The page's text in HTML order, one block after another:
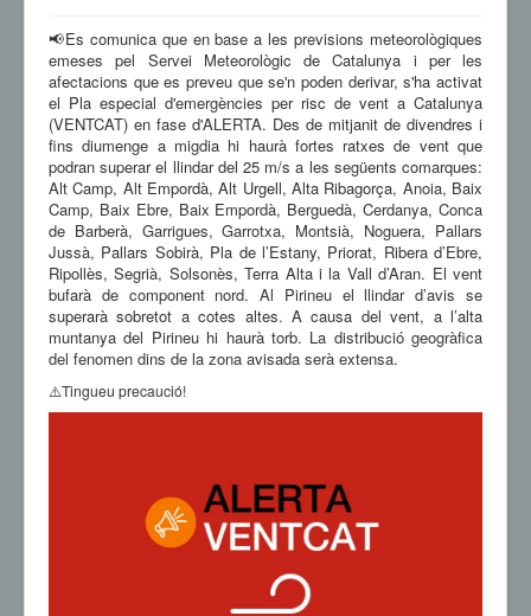
📢Es comunica que en base a les previsions meteorològiques
emeses pel Servei Meteorològic de Catalunya i per les
afectacions que es preveu que se'n poden derivar, s'ha activat
el Pla especial d'emergències per risc de vent a Catalunya
(VENTCAT) en fase d'ALERTA. Des de mitjanit de divendres i
fins diumenge a migdia hi haurà fortes ratxes de vent que
podran superar el llindar del 25 m/s a les següents comarques:
Alt Camp, Alt Empordà, Alt Urgell, Alta Ribagorça, Anoia, Baix
Camp, Baix Ebre, Baix Empordà, Berguedà, Cerdanya, Conca
de Barberà, Garrigues, Garrotxa, Montsià, Noguera, Pallars
Jussà, Pallars Sobirà, Pla de l’Estany, Priorat, Ribera d’Ebre,
Ripollès, Segrià, Solsonès, Terra Alta i la Vall d’Aran. El vent
bufarà de component nord. Al Pirineu el llindar d’avis se
superarà sobretot a cotes altes. A causa del vent, a l’alta
muntanya del Pirineu hi haurà torb. La distribució geogràfica
del fenomen dins de la zona avisada serà extensa.
⚠️Tingueu precaució!